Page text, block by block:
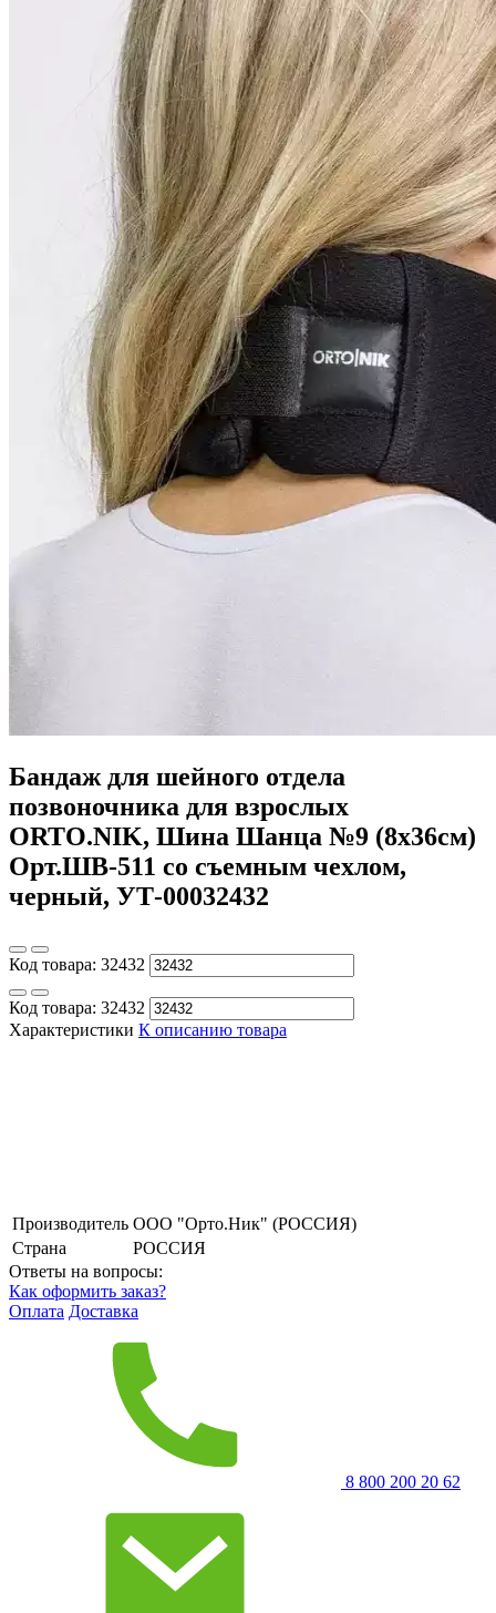
Бандаж для шейного отдела
позвоночника для взрослых
ORTO.NIK, Шина Шанца №9 (8х36см)
Орт.ШВ-511 со съемным чехлом,
черный, УТ-00032432
Код товара: 32432
Код товара: 32432
Характеристики К описанию товара
Производитель ООО "Орто.Ник" (РОССИЯ)
Страна
РОССИЯ
Ответы на вопросы:
Как оформить заказ?
Оплата Доставка
8 800 200 20 62